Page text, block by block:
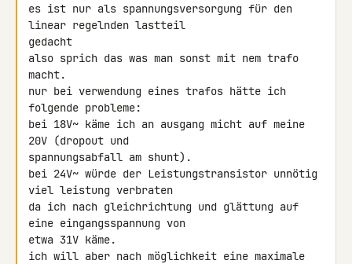
es ist nur als spannungsversorgung für den
linear regelnden lastteil
gedacht
also sprich das was man sonst mit nem trafo
macht.
nur bei verwendung eines trafos hätte ich
folgende probleme:
bei 18V~ käme ich an ausgang micht auf meine
20V (dropout und
spannungsabfall am shunt).
bei 24V~ würde der Leistungstransistor unnötig
viel leistung verbraten
da ich nach gleichrichtung und glättung auf
eine eingangsspannung von
etwa 31V käme.
ich will aber nach möglichkeit eine maximale